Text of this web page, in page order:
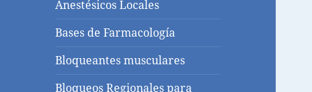
Anestésicos Locales
Bases de Farmacología
Bloqueantes musculares
Bloqueos Regionales para